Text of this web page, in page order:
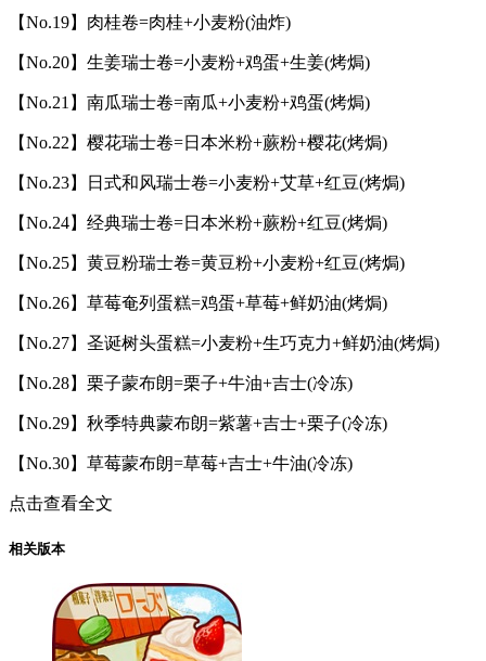
【No.19】肉桂卷=肉桂+小麦粉(油炸)
【No.20】生姜瑞士卷=小麦粉+鸡蛋+生姜(烤焗)
【No.21】南瓜瑞士卷=南瓜+小麦粉+鸡蛋(烤焗)
【No.22】樱花瑞士卷=日本米粉+蕨粉+樱花(烤焗)
【No.23】日式和风瑞士卷=小麦粉+艾草+红豆(烤焗)
【No.24】经典瑞士卷=日本米粉+蕨粉+红豆(烤焗)
【No.25】黄豆粉瑞士卷=黄豆粉+小麦粉+红豆(烤焗)
【No.26】草莓奄列蛋糕=鸡蛋+草莓+鲜奶油(烤焗)
【No.27】圣诞树头蛋糕=小麦粉+生巧克力+鲜奶油(烤焗)
【No.28】栗子蒙布朗=栗子+牛油+吉士(冷冻)
【No.29】秋季特典蒙布朗=紫薯+吉士+栗子(冷冻)
【No.30】草莓蒙布朗=草莓+吉士+牛油(冷冻)
点击查看全文
相关版本